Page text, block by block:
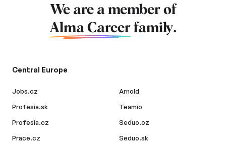
We are a member of
Alma Career family.
Central Europe
Jobs.cz
Profesia.sk
Profesia.cz
Prace.cz
Arnold
Teamio
Seduo.cz
Seduo.sk